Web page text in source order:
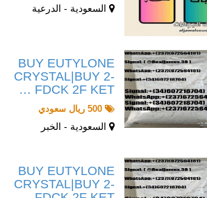
السعودية - الدرعية
BUY EUTYLONE
CRYSTAL|BUY 2-
FDCK 2F KET …
500 ريال سعودي
السعودية - الخبر
BUY EUTYLONE
CRYSTAL|BUY 2-